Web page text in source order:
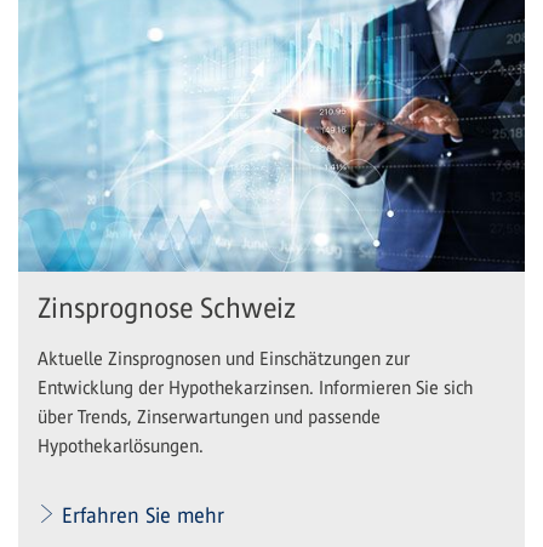
Zinsprognose Schweiz
Aktuelle Zinsprognosen und Einschätzungen zur
Entwicklung der Hypothekarzinsen. Informieren Sie sich
über Trends, Zinserwartungen und passende
Hypothekarlösungen.
Erfahren Sie mehr